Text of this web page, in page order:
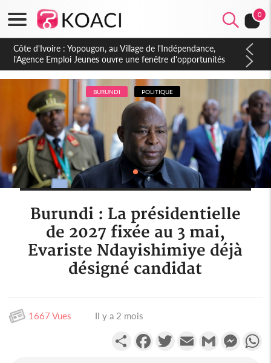
0
Côte d'Ivoire : CHU de Treichville, après la fronde, les agents
contractuels obtiennent un accord avec la direction sur les
arriérés du SMIG 2023
BURUNDI POLITIQUE
Burundi : La présidentielle
de 2027 fixée au 3 mai,
Evariste Ndayishimiye déjà
désigné candidat
1667 Vues Il y a 2 mois
PartagerFacebookTwitterEmail Gmail